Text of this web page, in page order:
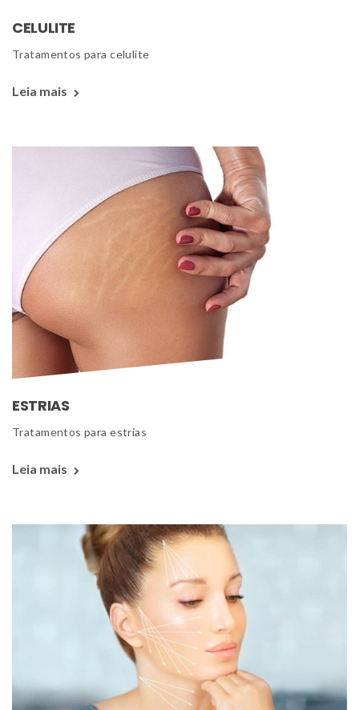
CELULITE
Tratamentos para celulite
Leia mais
ESTRIAS
Tratamentos para estrias
Leia mais